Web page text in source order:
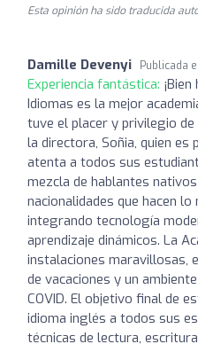
Esta opinión ha sido traducida
Damille Devenyi Publicada
Experiencia fantástica:
Idiomas es la mejor
tuve el placer y privilegio
la directora, Soñia, quien
atenta a todos sus
mezcla de hablantes
nacionalidades que hacen
integrando tecnología
aprendizaje dinámicos. La
instalaciones maravillosas,
de vacaciones y un
COVID. El objetivo final de
idioma inglés a todos sus
técnicas de lectura,